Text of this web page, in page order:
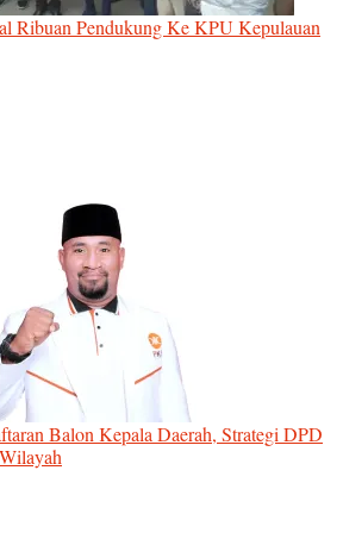
Ribuan Pendukung Ke KPU Kepulauan
Balon Kepala Daerah, Strategi DPD